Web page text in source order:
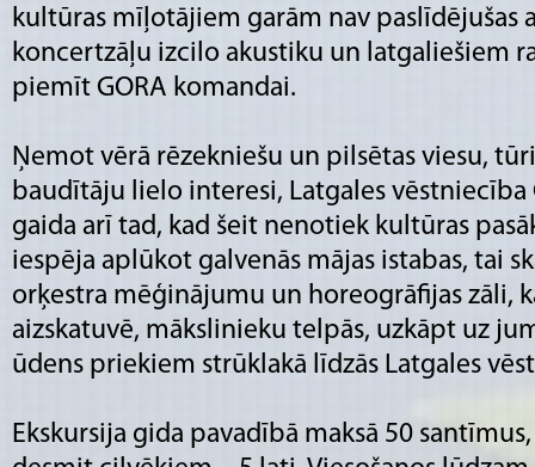
kultūras mīļotājiem garām nav paslīdējušas
koncertzāļu izcilo akustiku un latgaliešiem
piemīt GORA komandai.
Ņemot vērā rēzekniešu un pilsētas viesu,
baudītāju lielo interesi, Latgales vēstniecība
gaida arī tad, kad šeit nenotiek kultūras
iespēja aplūkot galvenās mājas istabas, tai
orķestra mēģinājumu un horeogrāfijas zāli,
aizskatuvē, mākslinieku telpās, uzkāpt uz
ūdens priekiem strūklakā līdzās Latgales
Ekskursija gida pavadībā maksā 50